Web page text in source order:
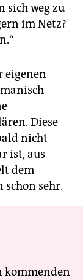
sich weg zu
im Netz?
eigenen
Diese
nicht
ist, aus
dem
sehr.
kommenden